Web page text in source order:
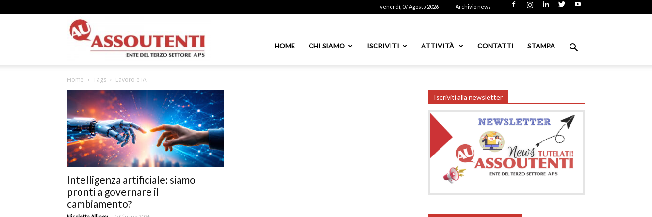
venerdì, 07 Agosto 2026 Archivio news
Nazionale
APS
HOME CHI SIAMO ISCRIVITI ATTIVITÀ CONTATTI STAMPA
Home Tags Lavoro e IA
Intelligenza artificiale: siamo
pronti a governare il
cambiamento?
Iscriviti alla newsletter